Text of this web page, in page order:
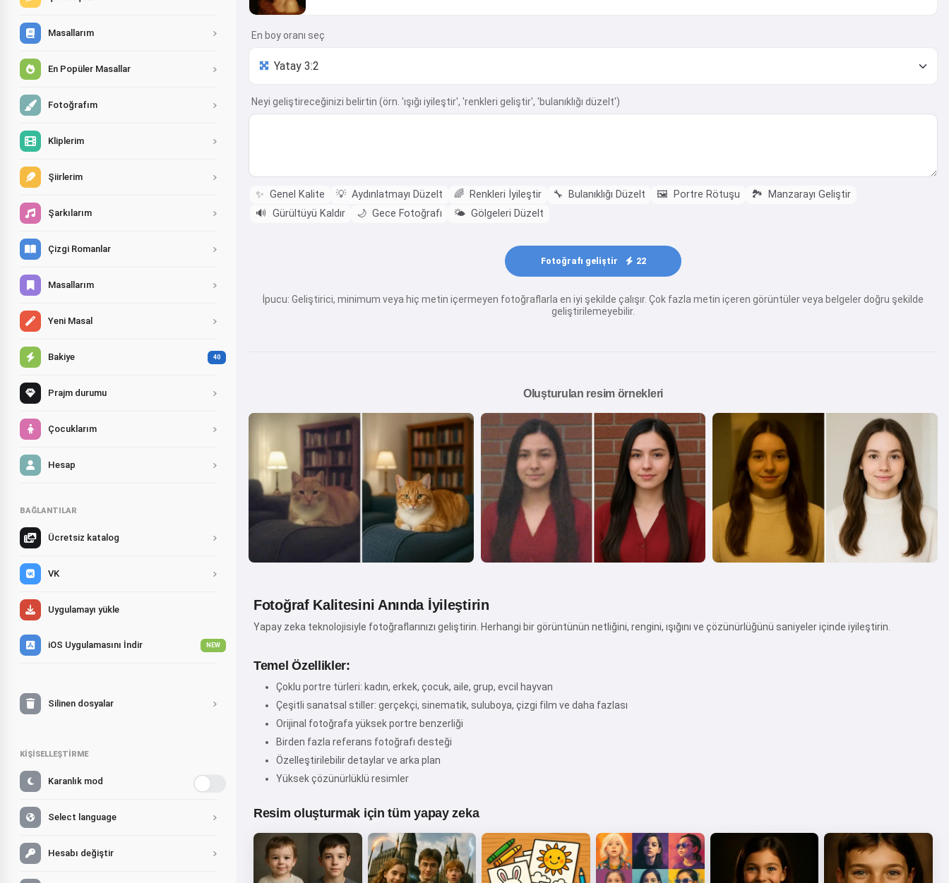
Masallarım
En Popüler Masallar
Fotoğrafım
Kliplerim
Şiirlerim
Şarkılarım
Çizgi Romanlar
Masallarım
Yeni Masal
Bakiye 40
Prajm durumu
Çocuklarım
Hesap
BAĞLANTILAR
Ücretsiz katalog
VK
Uygulamayı yükle
iOS Uygulamasını İndir NEW
Silinen dosyalar
KIŞISELLEŞTIRME
Karanlık mod
Select language
Hesabı değiştir
En boy oranı seç
Neyi geliştireceğinizi belirtin (örn. 'ışığı iyileştir', 'renkleri geliştir', 'bulanıklığı düzelt')
✨ Genel Kalite 💡 Aydınlatmayı Düzelt 🌈 Renkleri İyileştir 🔧 Bulanıklığı Düzelt 🖼️ Portre Rötuşu 🏞️
Manzarayı Geliştir
🔊 Gürültüyü Kaldır 🌙 Gece Fotoğrafı 🌤️ Gölgeleri Düzelt
Fotoğrafı geliştir 22
İpucu: Geliştirici, minimum veya hiç metin içermeyen fotoğraflarla en iyi şekilde çalışır. Çok fazla metin içeren görüntüler veya belgeler doğru şekilde
geliştirilemeyebilir.
Oluşturulan resim örnekleri
Fotoğraf Kalitesini Anında İyileştirin
Yapay zeka teknolojisiyle fotoğraflarınızı geliştirin. Herhangi bir görüntünün netliğini, rengini, ışığını ve çözünürlüğünü saniyeler içinde iyileştirin.
Temel Özellikler:
Çoklu portre türleri: kadın, erkek, çocuk, aile, grup, evcil hayvan
Çeşitli sanatsal stiller: gerçekçi, sinematik, suluboya, çizgi film ve daha fazlası
Orijinal fotoğrafa yüksek portre benzerliği
Birden fazla referans fotoğrafı desteği
Özelleştirilebilir detaylar ve arka plan
Yüksek çözünürlüklü resimler
Resim oluşturmak için tüm yapay zeka
Merhaba! Ben Storiko 👋
Çocuklarınız için sihirli uyku
öncesi masallar anlatırım 🌟
Hizmeti kullanmaya başlayarak, kabul ediyorsunuz:
Hizmet Şartları ,Gizlilik Politikası,İade Politikası